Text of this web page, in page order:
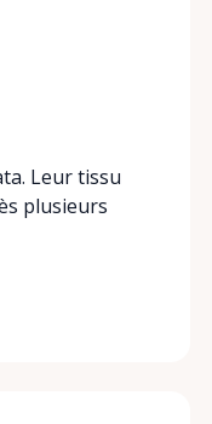
Leur tissu
plusieurs